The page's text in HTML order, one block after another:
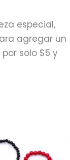
especial,
agregar un
solo $5 y